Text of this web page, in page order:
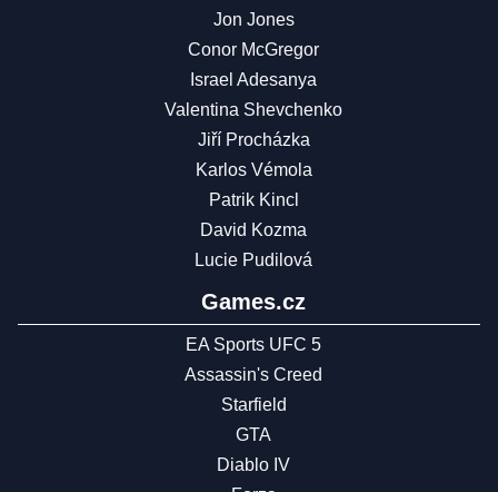
Jon Jones
Conor McGregor
Israel Adesanya
Valentina Shevchenko
Jiří Procházka
Karlos Vémola
Patrik Kincl
David Kozma
Lucie Pudilová
Games.cz
EA Sports UFC 5
Assassin's Creed
Starfield
GTA
Diablo IV